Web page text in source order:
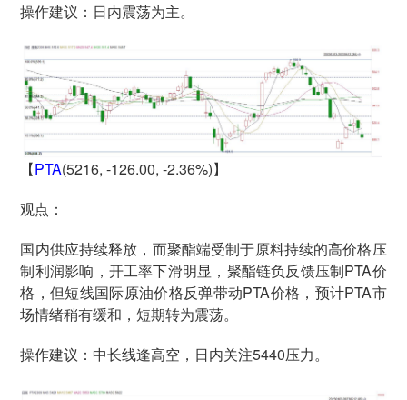
操作建议：日内震荡为主。
【PTA(5216, -126.00, -2.36%)】
观点：
国内供应持续释放，而聚酯端受制于原料持续的高价格压
制利润影响，开工率下滑明显，聚酯链负反馈压制PTA价
格，但短线国际原油价格反弹带动PTA价格，预计PTA市
场情绪稍有缓和，短期转为震荡。
操作建议：中长线逢高空，日内关注5440压力。